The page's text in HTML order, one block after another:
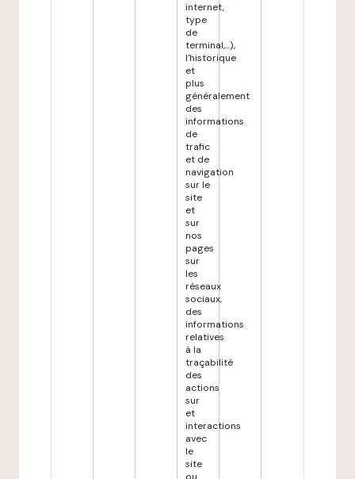
internet,
type
de
terminal,...),
l'historique
et
plus
généralement
des
informations
de
trafic
et de
navigation
sur le
site
et
sur
nos
pages
sur
les
réseaux
sociaux,
des
informations
relatives
à la
traçabilité
des
actions
sur
et
interactions
avec
le
site